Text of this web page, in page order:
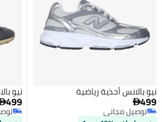
رياضية نيو بالانس سنيكرز
توصيل مجاني